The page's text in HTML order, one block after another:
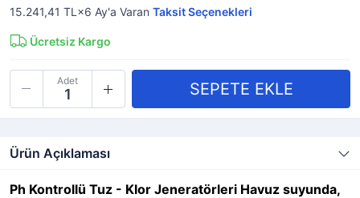
15.241,41 TL×6 Ay'a Varan Taksit Seçenekleri
Ücretsiz Kargo
Adet
Ürün Açıklaması
Ph Kontrollü Tuz - Klor Jeneratörleri Havuz suyunda,